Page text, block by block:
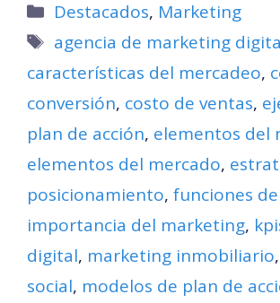
Categorías
Destacados, Marketing
Etiquetas
agencia de marketing
características del mercadeo,
conversión, costo de ventas,
plan de acción, elementos del
elementos del mercado,
posicionamiento, funciones
importancia del marketing,
digital, marketing inmobiliario,
social, modelos de plan de